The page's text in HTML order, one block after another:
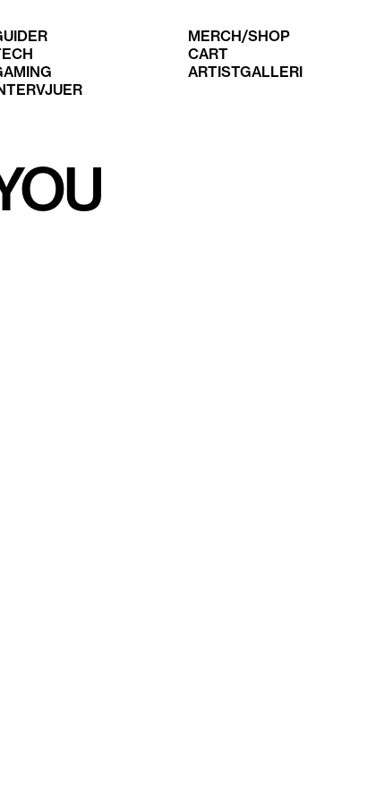
MERCH/SHOP
CART
ARTISTGALLERI